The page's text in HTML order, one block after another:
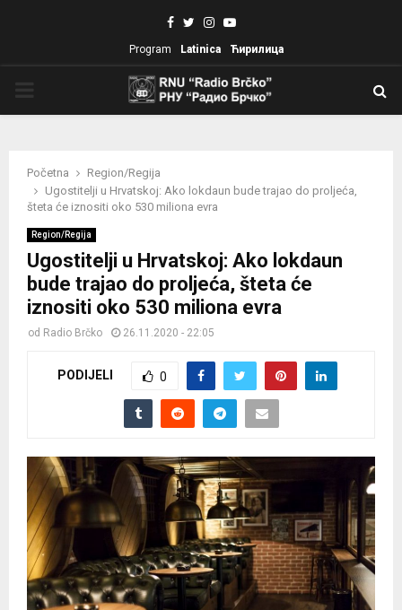
Facebook
TwitterInstagram
Youtube
Program Latinica Ћирилица
Početna
Region/Regija
Ugostitelji u Hrvatskoj: Ako lokdaun bude trajao do proljeća,
šteta će iznositi oko 530 miliona evra
Region/Regija
Ugostitelji u Hrvatskoj: Ako lokdaun
bude trajao do proljeća, šteta će
iznositi oko 530 miliona evra
od Radio Brčko 26.11.2020 - 22:05
PODIJELI 0